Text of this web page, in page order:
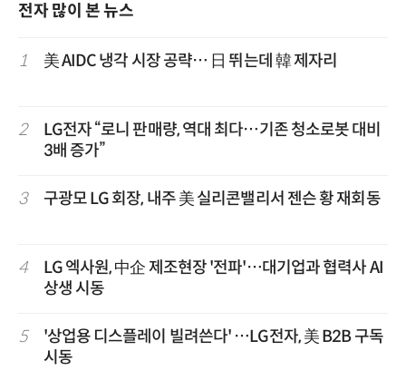
전자 많이 본 뉴스
1 美 AIDC 냉각 시장 공략… 日 뛰는데 韓 제자리
2
LG전자 “로니 판매량, 역대 최다…기존 청소로봇 대비
3배 증가”
3 구광모 LG 회장, 내주 美 실리콘밸리서 젠슨 황 재회동
4
LG 엑사원, 中企 제조현장 '전파'…대기업과 협력사 AI
상생 시동
5
'상업용 디스플레이 빌려쓴다' …LG전자, 美 B2B 구독
시동